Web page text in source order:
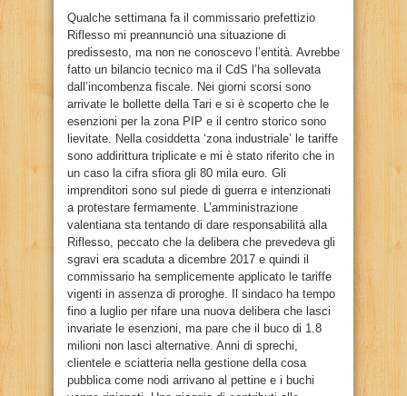
Qualche settimana fa il commissario prefettizio
Riflesso mi preannunciò una situazione di
predissesto, ma non ne conoscevo l’entità. Avrebbe
fatto un bilancio tecnico ma il CdS l’ha sollevata
dall’incombenza fiscale. Nei giorni scorsi sono
arrivate le bollette della Tari e si è scoperto che le
esenzioni per la zona PIP e il centro storico sono
lievitate. Nella cosiddetta ‘zona industriale’ le tariffe
sono addirittura triplicate e mi è stato riferito che in
un caso la cifra sfiora gli 80 mila euro. Gli
imprenditori sono sul piede di guerra e intenzionati
a protestare fermamente. L’amministrazione
valentiana sta tentando di dare responsabilità alla
Riflesso, peccato che la delibera che prevedeva gli
sgravi era scaduta a dicembre 2017 e quindi il
commissario ha semplicemente applicato le tariffe
vigenti in assenza di proroghe. Il sindaco ha tempo
fino a luglio per rifare una nuova delibera che lasci
invariate le esenzioni, ma pare che il buco di 1.8
milioni non lasci alternative. Anni di sprechi,
clientele e sciatteria nella gestione della cosa
pubblica come nodi arrivano al pettine e i buchi